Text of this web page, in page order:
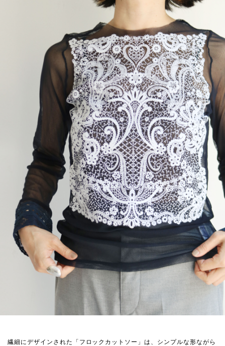
繊細にデザインされた「フロックカットソー」は、シンプルな形ながら